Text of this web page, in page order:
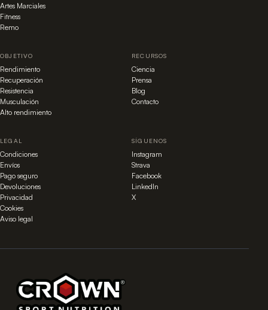
Artes Marciales
Fitness
Remo
OBJETIVO
Rendimiento
Recuperación
Resistencia
Musculación
Alto rendimiento
RECURSOS
Ciencia
Prensa
Blog
Contacto
LEGAL
Condiciones
Envíos
Pago seguro
Devoluciones
Privacidad
Cookies
Aviso legal
SÍGUENOS
Instagram
Strava
Facebook
LinkedIn
X